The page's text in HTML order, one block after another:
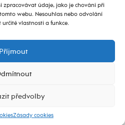
údaje, jako je chování při
webu. Nesouhlas nebo odvolání
vlastnosti a funkce.
Příjmout
předvolby
Zásady cookies
- ISSN 2695-0022